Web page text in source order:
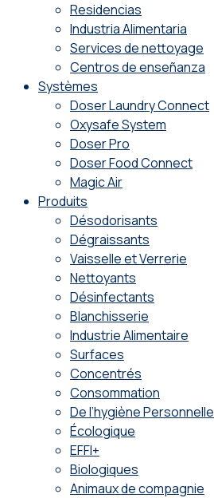
Residencias
Industria Alimentaria
Services de nettoyage
Centros de enseñanza
Systèmes
Doser Laundry Connect​
Oxysafe System
Doser Pro
Doser Food Connect
Magic Air
Produits
Désodorisants
Dégraissants
Vaisselle et Verrerie
Nettoyants
Désinfectants
Blanchisserie
Industrie Alimentaire
Surfaces
Concentrés
Consommation
De l’hygiène Personnelle
Écologique
EFFI+
Biologiques
Animaux de compagnie